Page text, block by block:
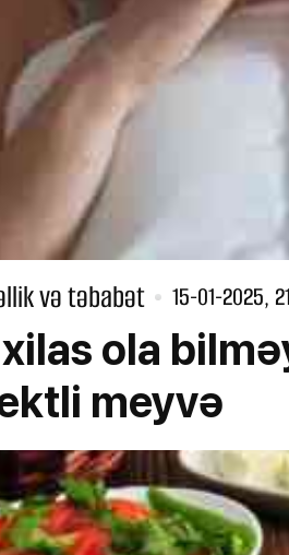
və təbabət 15-01-2025,
ola
meyvə